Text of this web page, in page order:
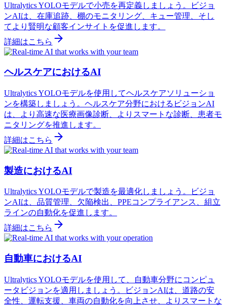
Ultralytics YOLOモデルで小売を再定義しましょう。ビジョ
ンAIは、在庫追跡、棚のモニタリング、キュー管理、そし
てより賢明な顧客インサイトを促進します。
詳細はこちら
ヘルスケアにおけるAI
Ultralytics YOLOモデルを使用してヘルスケアソリューショ
ンを構築しましょう。ヘルスケア分野におけるビジョンAI
は、より高速な医療画像診断、よりスマートな診断、患者モ
ニタリングを推進します。
詳細はこちら
製造におけるAI
Ultralytics YOLOモデルで製造を最適化しましょう。ビジョ
ンAIは、品質管理、欠陥検出、PPEコンプライアンス、組立
ラインの自動化を促進します。
詳細はこちら
自動車におけるAI
Ultralytics YOLOモデルを使用して、自動車分野にコンピュ
ータビジョンを適用しましょう。ビジョンAIは、道路の安
全性、運転支援、車両の自動化を向上させ、よりスマートな